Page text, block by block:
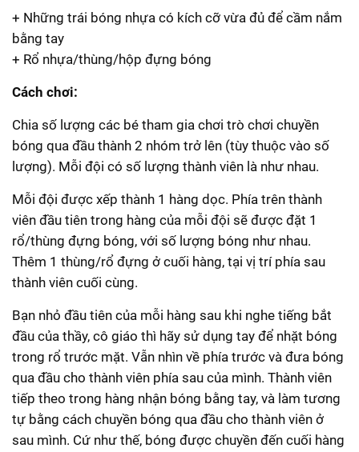
+ Những trái bóng nhựa có kích cỡ vừa đủ để cầm nắm
bằng tay
+ Rổ nhựa/thùng/hộp đựng bóng
Cách chơi:
Chia số lượng các bé tham gia chơi trò chơi chuyền
bóng qua đầu thành 2 nhóm trở lên (tùy thuộc vào số
lượng). Mỗi đội có số lượng thành viên là như nhau.
Mỗi đội được xếp thành 1 hàng dọc. Phía trên thành
viên đầu tiên trong hàng của mỗi đội sẽ được đặt 1
rổ/thùng đựng bóng, với số lượng bóng như nhau.
Thêm 1 thùng/rổ đựng ở cuối hàng, tại vị trí phía sau
thành viên cuối cùng.
Bạn nhỏ đầu tiên của mỗi hàng sau khi nghe tiếng bắt
đầu của thầy, cô giáo thì hãy sử dụng tay để nhặt bóng
trong rổ trước mặt. Vẫn nhìn về phía trước và đưa bóng
qua đầu cho thành viên phía sau của mình. Thành viên
tiếp theo trong hàng nhận bóng bằng tay, và làm tương
tự bằng cách chuyền bóng qua đầu cho thành viên ở
sau mình. Cứ như thế, bóng được chuyền đến cuối hàng